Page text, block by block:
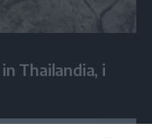
Thailandia, i